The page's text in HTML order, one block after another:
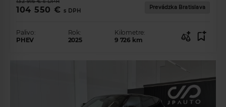
POKRAČOVAŤ
104 550 € s DPH
Prevádzka Bratislava
Palivo:
PHEV
Rok:
2025
Kilometre:
9 726 km